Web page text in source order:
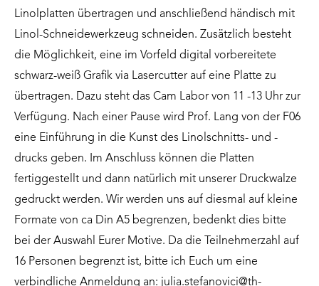
Linolplatten übertragen und anschließend händisch mit
Linol-Schneidewerkzeug schneiden. Zusätzlich besteht
die Möglichkeit, eine im Vorfeld digital vorbereitete
schwarz-weiß Grafik via Lasercutter auf eine Platte zu
übertragen. Dazu steht das Cam Labor von 11 -13 Uhr zur
Verfügung. Nach einer Pause wird Prof. Lang von der F06
eine Einführung in die Kunst des Linolschnitts- und -
drucks geben. Im Anschluss können die Platten
fertiggestellt und dann natürlich mit unserer Druckwalze
gedruckt werden. Wir werden uns auf diesmal auf kleine
Formate von ca Din A5 begrenzen, bedenkt dies bitte
bei der Auswahl Eurer Motive. Da die Teilnehmerzahl auf
16 Personen begrenzt ist, bitte ich Euch um eine
verbindliche Anmeldung an: julia.stefanovici@th-